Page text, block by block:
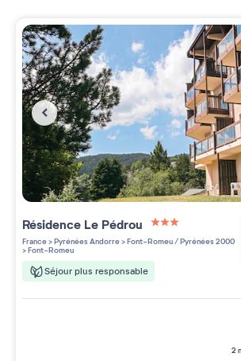
Résidence Le Pédrou
3 étoiles sur 5
France>Pyrénées Andorre>Font-Romeu / Pyrénées 2000
>Font-Romeu
Séjour plus responsable
2